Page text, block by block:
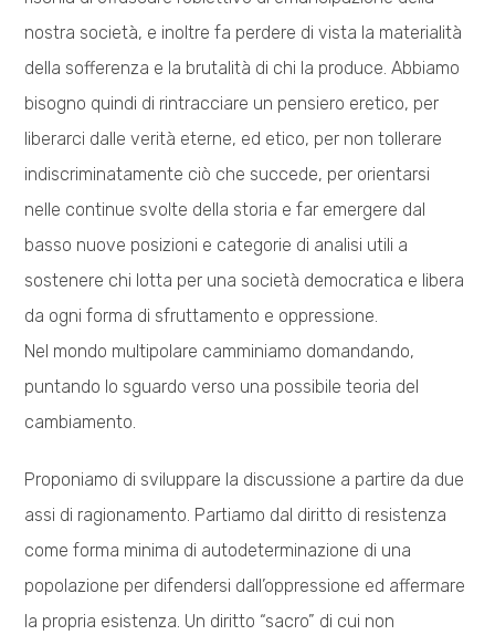
nostra società, e inoltre fa perdere di vista la materialità
della sofferenza e la brutalità di chi la produce. Abbiamo
bisogno quindi di rintracciare un pensiero eretico, per
liberarci dalle verità eterne, ed etico, per non tollerare
indiscriminatamente ciò che succede, per orientarsi
nelle continue svolte della storia e far emergere dal
basso nuove posizioni e categorie di analisi utili a
sostenere chi lotta per una società democratica e libera
da ogni forma di sfruttamento e oppressione.
Nel mondo multipolare camminiamo domandando,
puntando lo sguardo verso una possibile teoria del
cambiamento.
Proponiamo di sviluppare la discussione a partire da due
assi di ragionamento. Partiamo dal diritto di resistenza
come forma minima di autodeterminazione di una
popolazione per difendersi dall’oppressione ed affermare
la propria esistenza. Un diritto “sacro” di cui non